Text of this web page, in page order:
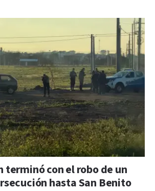
terminó con el robo de un
hasta San Benito